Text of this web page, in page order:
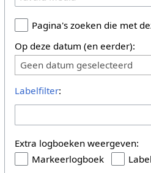
Pagina's zoeken die met
Op deze datum (en eerder):
Geen datum geselecteerd
Labelfilter:
Extra logboeken weergeven:
Markeerlogboek